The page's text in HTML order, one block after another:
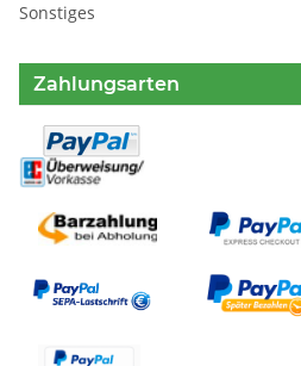
Sonstiges
Zahlungsarten